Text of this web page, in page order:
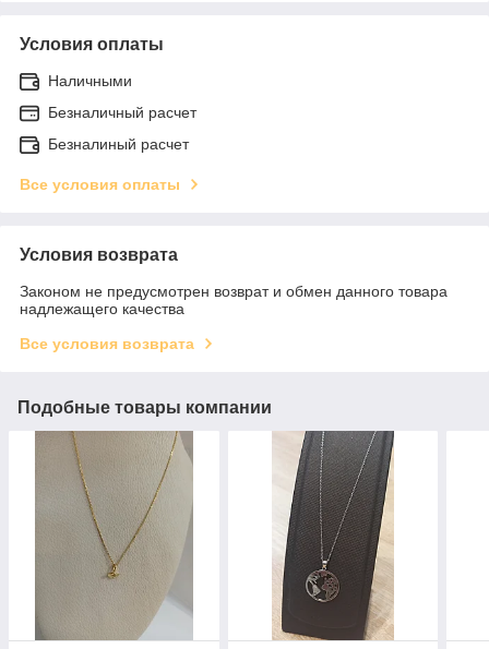
Условия оплаты
Наличными
Безналичный расчет
Безналиный расчет
Все условия оплаты
Условия возврата
Законом не предусмотрен возврат и обмен данного товара
надлежащего качества
Все условия возврата
Подобные товары компании